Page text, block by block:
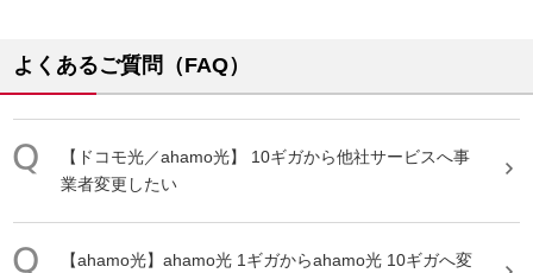
よくあるご質問（FAQ）
【ドコモ光／ahamo光】 10ギガから他社サービスへ事
業者変更したい
【ahamo光】 ahamo光 1ギガからahamo光 10ギガへ変